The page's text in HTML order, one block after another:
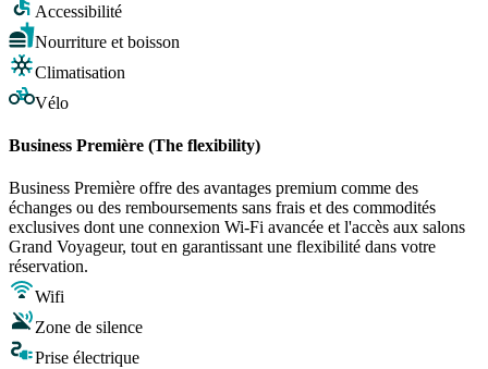
Accessibilité
Nourriture et boisson
Climatisation
Vélo
Business Première (The flexibility)
Business Première offre des avantages premium comme des
échanges ou des remboursements sans frais et des commodités
exclusives dont une connexion Wi-Fi avancée et l'accès aux salons
Grand Voyageur, tout en garantissant une flexibilité dans votre
réservation.
Wifi
Zone de silence
Prise électrique